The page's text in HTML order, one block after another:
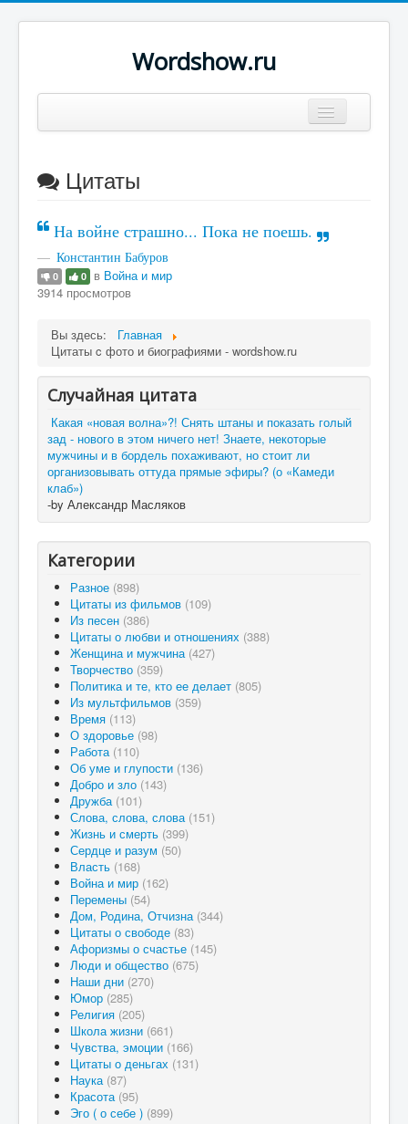
Wordshow.ru
Популярные цитаты
Цитаты
На войне страшно... Пока не поешь.
Константин Бабуров
0 0 в Война и мир
3914 просмотров
Вы здесь:
Главная
Цитаты c фото и биографиями - wordshow.ru
Случайная цитата
Какая «новая волна»?! Снять штаны и показать голый
зад - нового в этом ничего нет! Знаете, некоторые
мужчины и в бордель похаживают, но стоит ли
организовывать оттуда прямые эфиры? (о «Камеди
клаб»)
-by Александр Масляков
Категории
Разное (898)
Цитаты из фильмов (109)
Из песен (386)
Цитаты о любви и отношениях (388)
Женщина и мужчина (427)
Творчество (359)
Политика и те, кто ее делает (805)
Из мультфильмов (359)
Время (113)
О здоровье (98)
Работа (110)
Об уме и глупости (136)
Добро и зло (143)
Дружба (101)
Слова, слова, слова (151)
Жизнь и смерть (399)
Сердце и разум (50)
Власть (168)
Война и мир (162)
Перемены (54)
Дом, Родина, Отчизна (344)
Цитаты о свободе (83)
Афоризмы о счастье (145)
Люди и общество (675)
Наши дни (270)
Юмор (285)
Религия (205)
Школа жизни (661)
Чувства, эмоции (166)
Цитаты о деньгах (131)
Наука (87)
Красота (95)
Эго ( о себе ) (899)